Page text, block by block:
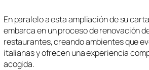
En paralelo a esta ampliación de su
embarca en un proceso de renovación
restaurantes, creando ambientes que
italianas y ofrecen una experiencia
acogida.